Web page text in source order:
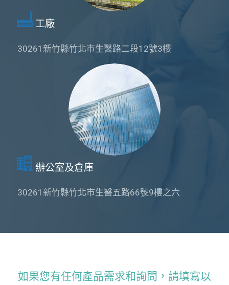
工廠
30261新竹縣竹北市生醫路二段12號3樓
辦公室及倉庫
30261新竹縣竹北市生醫五路66號9樓之六
如果您有任何產品需求和詢問，請填寫以